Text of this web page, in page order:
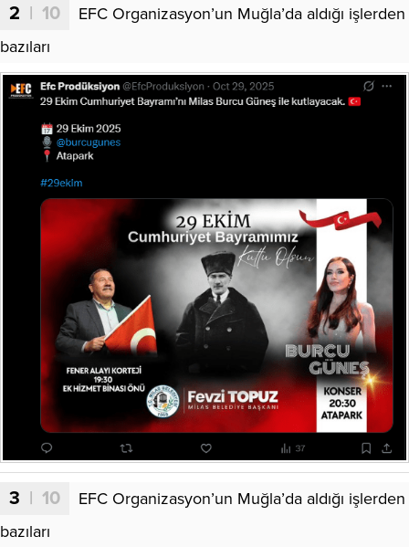
2 | 10
EFC Organizasyon’un Muğla’da aldığı işlerden
bazıları
3 | 10
EFC Organizasyon’un Muğla’da aldığı işlerden
bazıları